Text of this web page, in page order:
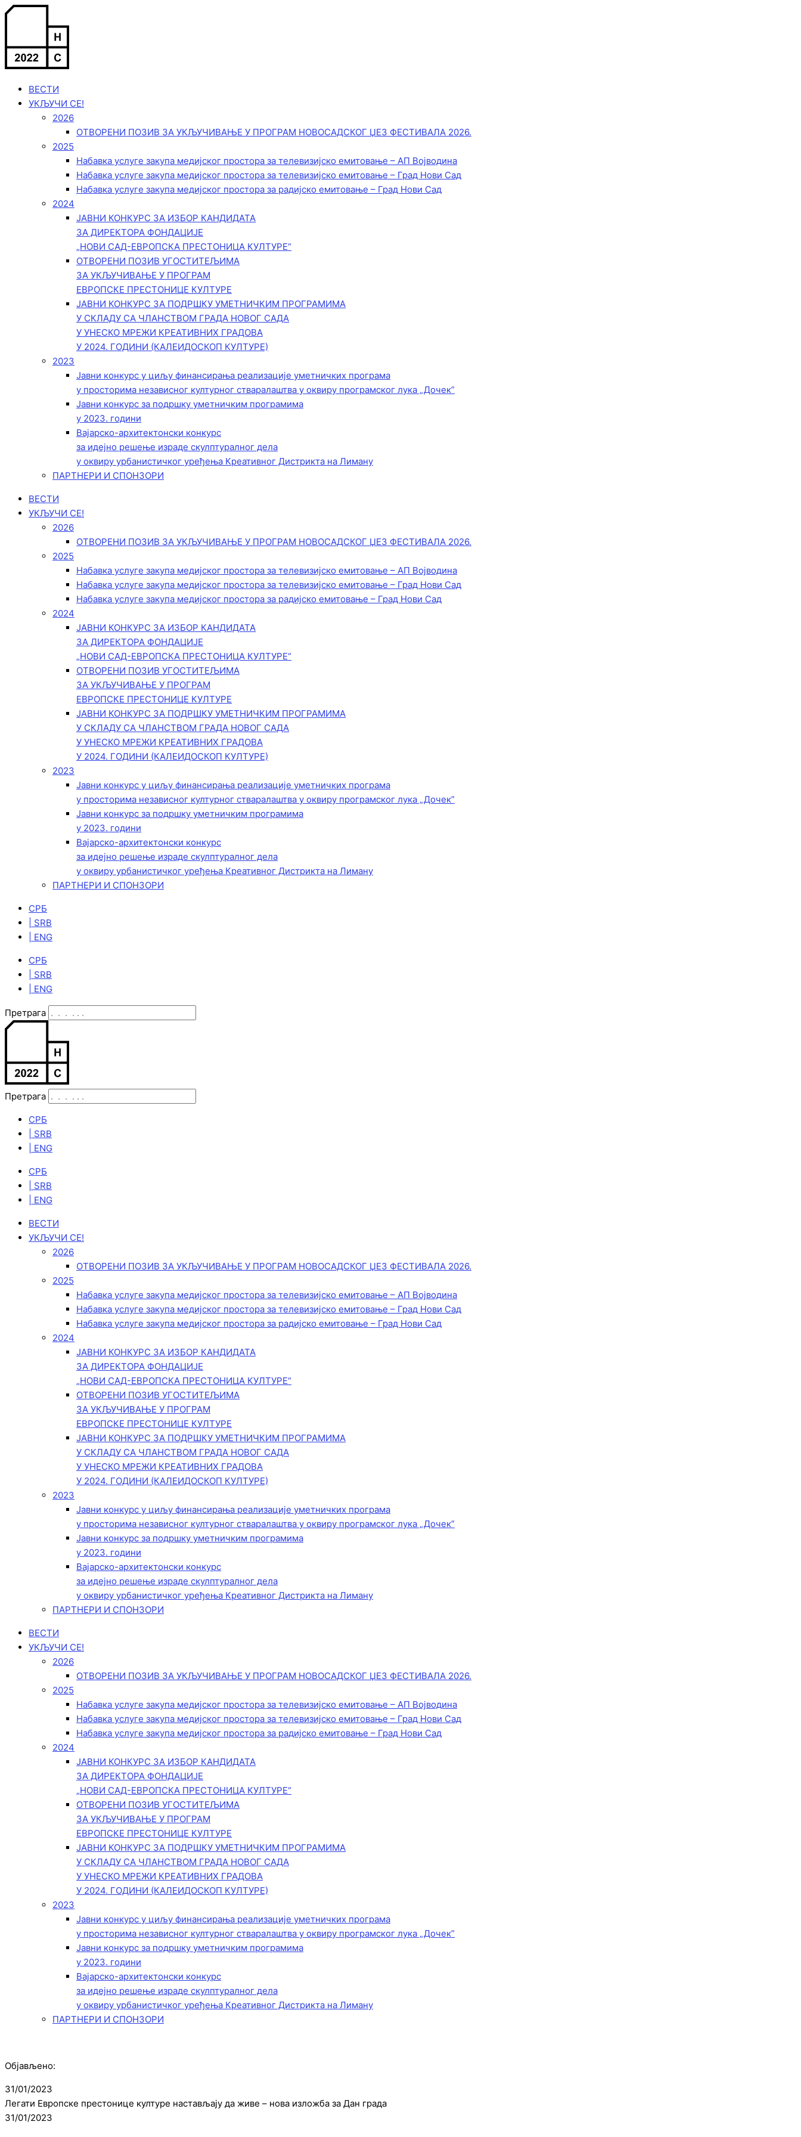
Пређи
ВЕСТИ
УКЉУЧИ СЕ!
2026
ОТВОРЕНИ ПОЗИВ ЗА УКЉУЧИВАЊЕ У ПРОГРАМ НОВОСАДСКОГ ЏЕЗ ФЕСТИВАЛА 2026.
2025
Набавка услуге закупа медијског простора за телевизијско емитовање – АП Војводинa
Набавка услуге закупа медијског простора за телевизијско емитовање – Град Нови Сад
Набавка услуге закупа медијског простора за радијско емитовање – Град Нови Сад
2024
ЈАВНИ КОНКУРС ЗА ИЗБОР КАНДИДАТА
ЗА ДИРЕКТОРА ФОНДАЦИЈЕ
„НОВИ САД-ЕВРОПСКА ПРЕСТОНИЦА КУЛТУРЕ“
ОТВОРЕНИ ПОЗИВ УГОСТИТЕЉИМА
ЗА УКЉУЧИВАЊЕ У ПРОГРАМ
ЕВРОПСКЕ ПРЕСТОНИЦЕ КУЛТУРЕ
ЈАВНИ КОНКУРС ЗА ПОДРШКУ УМЕТНИЧКИМ ПРОГРАМИМА
У СКЛАДУ СА ЧЛАНСТВОМ ГРАДА НОВОГ САДА
У УНЕСКО МРЕЖИ КРЕАТИВНИХ ГРАДОВА
У 2024. ГОДИНИ (КАЛЕИДОСКОП КУЛТУРЕ)
2023
Јавни конкурс у циљу финансирања реализације уметничких програма
у просторима независног културног стваралаштва у оквиру програмског лука „Дочек”
Јавни конкурс за подршку уметничким програмима
у 2023. години
Вајарско-архитектонски конкурс
за идејно решење израде скулптуралног дела
у оквиру урбанистичког уређења Креативног Дистрикта на Лиману
ПАРТНЕРИ И СПОНЗОРИ
ВЕСТИ
УКЉУЧИ СЕ!
2026
ОТВОРЕНИ ПОЗИВ ЗА УКЉУЧИВАЊЕ У ПРОГРАМ НОВОСАДСКОГ ЏЕЗ ФЕСТИВАЛА 2026.
2025
Набавка услуге закупа медијског простора за телевизијско емитовање – АП Војводинa
Набавка услуге закупа медијског простора за телевизијско емитовање – Град Нови Сад
Набавка услуге закупа медијског простора за радијско емитовање – Град Нови Сад
2024
ЈАВНИ КОНКУРС ЗА ИЗБОР КАНДИДАТА
ЗА ДИРЕКТОРА ФОНДАЦИЈЕ
„НОВИ САД-ЕВРОПСКА ПРЕСТОНИЦА КУЛТУРЕ“
ОТВОРЕНИ ПОЗИВ УГОСТИТЕЉИМА
ЗА УКЉУЧИВАЊЕ У ПРОГРАМ
ЕВРОПСКЕ ПРЕСТОНИЦЕ КУЛТУРЕ
ЈАВНИ КОНКУРС ЗА ПОДРШКУ УМЕТНИЧКИМ ПРОГРАМИМА
У СКЛАДУ СА ЧЛАНСТВОМ ГРАДА НОВОГ САДА
У УНЕСКО МРЕЖИ КРЕАТИВНИХ ГРАДОВА
У 2024. ГОДИНИ (КАЛЕИДОСКОП КУЛТУРЕ)
2023
Јавни конкурс у циљу финансирања реализације уметничких програма
у просторима независног културног стваралаштва у оквиру програмског лука „Дочек”
Јавни конкурс за подршку уметничким програмима
у 2023. години
Вајарско-архитектонски конкурс
за идејно решење израде скулптуралног дела
у оквиру урбанистичког уређења Креативног Дистрикта на Лиману
ПАРТНЕРИ И СПОНЗОРИ
СРБ
| SRB
| ENG
СРБ
| SRB
| ENG
Претрага
Претрага
СРБ
| SRB
| ENG
СРБ
| SRB
| ENG
ВЕСТИ
УКЉУЧИ СЕ!
2026
ОТВОРЕНИ ПОЗИВ ЗА УКЉУЧИВАЊЕ У ПРОГРАМ НОВОСАДСКОГ ЏЕЗ ФЕСТИВАЛА 2026.
2025
Набавка услуге закупа медијског простора за телевизијско емитовање – АП Војводинa
Набавка услуге закупа медијског простора за телевизијско емитовање – Град Нови Сад
Набавка услуге закупа медијског простора за радијско емитовање – Град Нови Сад
2024
ЈАВНИ КОНКУРС ЗА ИЗБОР КАНДИДАТА
ЗА ДИРЕКТОРА ФОНДАЦИЈЕ
„НОВИ САД-ЕВРОПСКА ПРЕСТОНИЦА КУЛТУРЕ“
ОТВОРЕНИ ПОЗИВ УГОСТИТЕЉИМА
ЗА УКЉУЧИВАЊЕ У ПРОГРАМ
ЕВРОПСКЕ ПРЕСТОНИЦЕ КУЛТУРЕ
ЈАВНИ КОНКУРС ЗА ПОДРШКУ УМЕТНИЧКИМ ПРОГРАМИМА
У СКЛАДУ СА ЧЛАНСТВОМ ГРАДА НОВОГ САДА
У УНЕСКО МРЕЖИ КРЕАТИВНИХ ГРАДОВА
У 2024. ГОДИНИ (КАЛЕИДОСКОП КУЛТУРЕ)
2023
Јавни конкурс у циљу финансирања реализације уметничких програма
у просторима независног културног стваралаштва у оквиру програмског лука „Дочек”
Јавни конкурс за подршку уметничким програмима
у 2023. години
Вајарско-архитектонски конкурс
за идејно решење израде скулптуралног дела
у оквиру урбанистичког уређења Креативног Дистрикта на Лиману
ПАРТНЕРИ И СПОНЗОРИ
ВЕСТИ
УКЉУЧИ СЕ!
2026
ОТВОРЕНИ ПОЗИВ ЗА УКЉУЧИВАЊЕ У ПРОГРАМ НОВОСАДСКОГ ЏЕЗ ФЕСТИВАЛА 2026.
2025
Набавка услуге закупа медијског простора за телевизијско емитовање – АП Војводинa
Набавка услуге закупа медијског простора за телевизијско емитовање – Град Нови Сад
Набавка услуге закупа медијског простора за радијско емитовање – Град Нови Сад
2024
ЈАВНИ КОНКУРС ЗА ИЗБОР КАНДИДАТА
ЗА ДИРЕКТОРА ФОНДАЦИЈЕ
„НОВИ САД-ЕВРОПСКА ПРЕСТОНИЦА КУЛТУРЕ“
ОТВОРЕНИ ПОЗИВ УГОСТИТЕЉИМА
ЗА УКЉУЧИВАЊЕ У ПРОГРАМ
ЕВРОПСКЕ ПРЕСТОНИЦЕ КУЛТУРЕ
ЈАВНИ КОНКУРС ЗА ПОДРШКУ УМЕТНИЧКИМ ПРОГРАМИМА
У СКЛАДУ СА ЧЛАНСТВОМ ГРАДА НОВОГ САДА
У УНЕСКО МРЕЖИ КРЕАТИВНИХ ГРАДОВА
У 2024. ГОДИНИ (КАЛЕИДОСКОП КУЛТУРЕ)
2023
Јавни конкурс у циљу финансирања реализације уметничких програма
у просторима независног културног стваралаштва у оквиру програмског лука „Дочек”
Јавни конкурс за подршку уметничким програмима
у 2023. години
Вајарско-архитектонски конкурс
за идејно решење израде скулптуралног дела
у оквиру урбанистичког уређења Креативног Дистрикта на Лиману
ПАРТНЕРИ И СПОНЗОРИ
Објављено:
31/01/2023
Легати Европске престонице културе настављају да живе – нова изложба за Дан града
31/01/2023